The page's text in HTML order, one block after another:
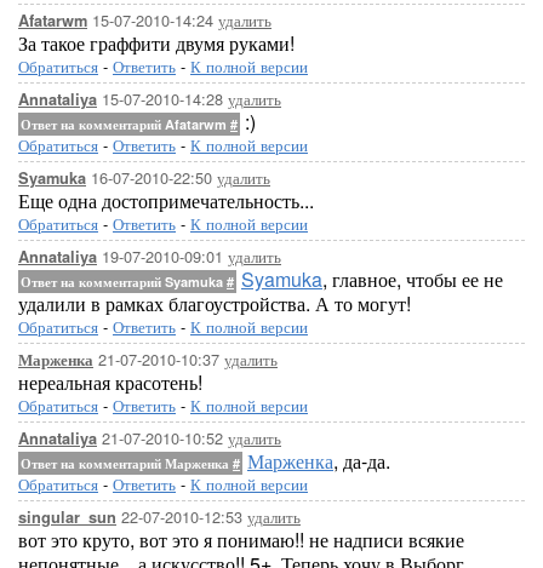
Afatarwm 15-07-2010-14:24 удалить
За такое граффити двумя руками!
Обратиться - Ответить - К полной версии
Annataliya 15-07-2010-14:28 удалить
Ответ на комментарий Afatarwm # :)
Обратиться - Ответить - К полной версии
Syamuka 16-07-2010-22:50 удалить
Еще одна достопримечательность...
Обратиться - Ответить - К полной версии
Annataliya 19-07-2010-09:01 удалить
Ответ на комментарий Syamuka # Syamuka, главное, чтобы ее не
удалили в рамках благоустройства. А то могут!
Обратиться - Ответить - К полной версии
Марженка 21-07-2010-10:37 удалить
нереальная красотень!
Обратиться - Ответить - К полной версии
Annataliya 21-07-2010-10:52 удалить
Ответ на комментарий Марженка # Марженка, да-да.
Обратиться - Ответить - К полной версии
singular_sun 22-07-2010-12:53 удалить
вот это круто, вот это я понимаю!! не надписи всякие